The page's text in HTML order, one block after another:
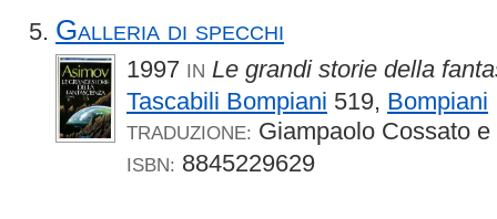
Galleria di specchi
1997 IN Le grandi storie della
Tascabili Bompiani 519, Bompiani
TRADUZIONE: Giampaolo Cossato
ISBN: 8845229629